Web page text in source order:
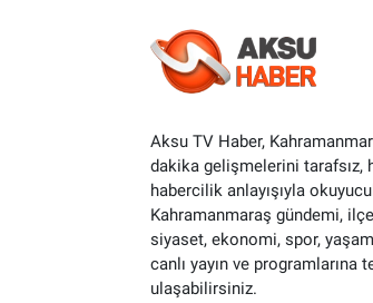
Aksu TV Haber,
dakika gelişmelerini tarafsız,
habercilik anlayışıyla
Kahramanmaraş gündemi,
siyaset, ekonomi, spor,
canlı yayın ve programlarına
ulaşabilirsiniz.